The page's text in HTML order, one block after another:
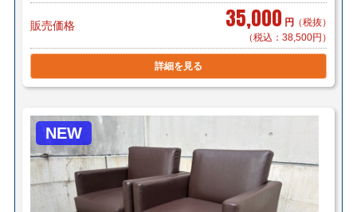
販売価格 35,000 円 （税抜）
（税込：38,500円）
詳細を見る
NEW